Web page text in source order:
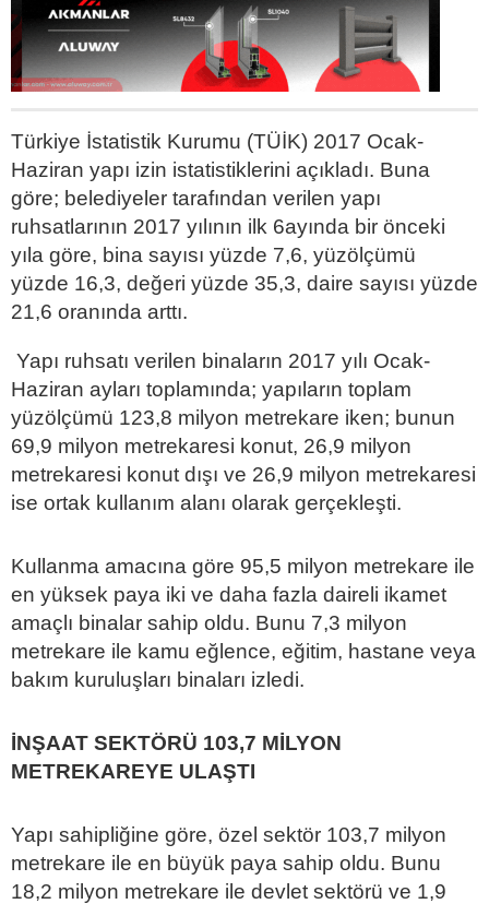
Türkiye İstatistik Kurumu (TÜİK) 2017 Ocak-
Haziran yapı izin istatistiklerini açıkladı. Buna
göre; belediyeler tarafından verilen yapı
ruhsatlarının 2017 yılının ilk 6ayında bir önceki
yıla göre, bina sayısı yüzde 7,6, yüzölçümü
yüzde 16,3, değeri yüzde 35,3, daire sayısı yüzde
21,6 oranında arttı.
Yapı ruhsatı verilen binaların 2017 yılı Ocak-
Haziran ayları toplamında; yapıların toplam
yüzölçümü 123,8 milyon metrekare iken; bunun
69,9 milyon metrekaresi konut, 26,9 milyon
metrekaresi konut dışı ve 26,9 milyon metrekaresi
ise ortak kullanım alanı olarak gerçekleşti.
Kullanma amacına göre 95,5 milyon metrekare ile
en yüksek paya iki ve daha fazla daireli ikamet
amaçlı binalar sahip oldu. Bunu 7,3 milyon
metrekare ile kamu eğlence, eğitim, hastane veya
bakım kuruluşları binaları izledi.
İNŞAAT SEKTÖRÜ 103,7 MİLYON
METREKAREYE ULAŞTI
Yapı sahipliğine göre, özel sektör 103,7 milyon
metrekare ile en büyük paya sahip oldu. Bunu
18,2 milyon metrekare ile devlet sektörü ve 1,9